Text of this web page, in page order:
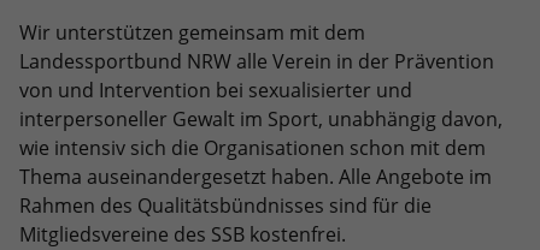
Wir unterstützen gemeinsam mit dem
Landessportbund NRW alle Verein in der Prävention
von und Intervention bei sexualisierter und
interpersoneller Gewalt im Sport, unabhängig davon,
wie intensiv sich die Organisationen schon mit dem
Thema auseinandergesetzt haben. Alle Angebote im
Rahmen des Qualitätsbündnisses sind für die
Mitgliedsvereine des SSB kostenfrei.
Zweck
Dieses Cookie wird von Google Analytics
installiert. Das Cookie wird verwendet,
um Informationen darüber zu
speichern, wie Besucher eine Website
nutzen, und hilft bei der Erstellung
eines Analyseberichts darüber, wie es
der Website geht. Die erhobenen Daten